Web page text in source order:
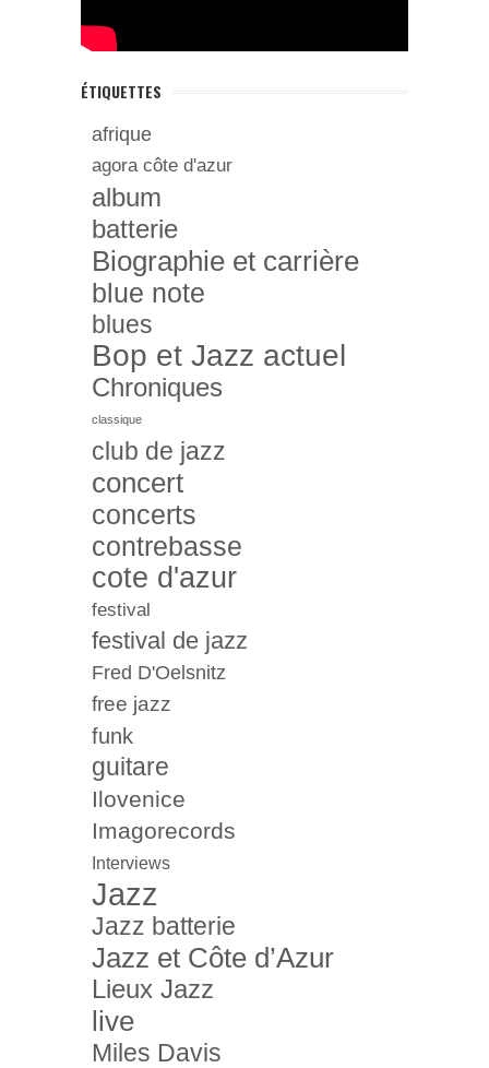
ÉTIQUETTES
afrique
agora côte d'azur
album
batterie
Biographie et carrière
blue note
blues
Bop et Jazz actuel
Chroniques
classique
club de jazz
concert
concerts
contrebasse
cote d'azur
festival
festival de jazz
Fred D'Oelsnitz
free jazz
funk
guitare
Ilovenice
Imagorecords
Interviews
Jazz
Jazz batterie
Jazz et Côte d’Azur
Lieux Jazz
live
Miles Davis